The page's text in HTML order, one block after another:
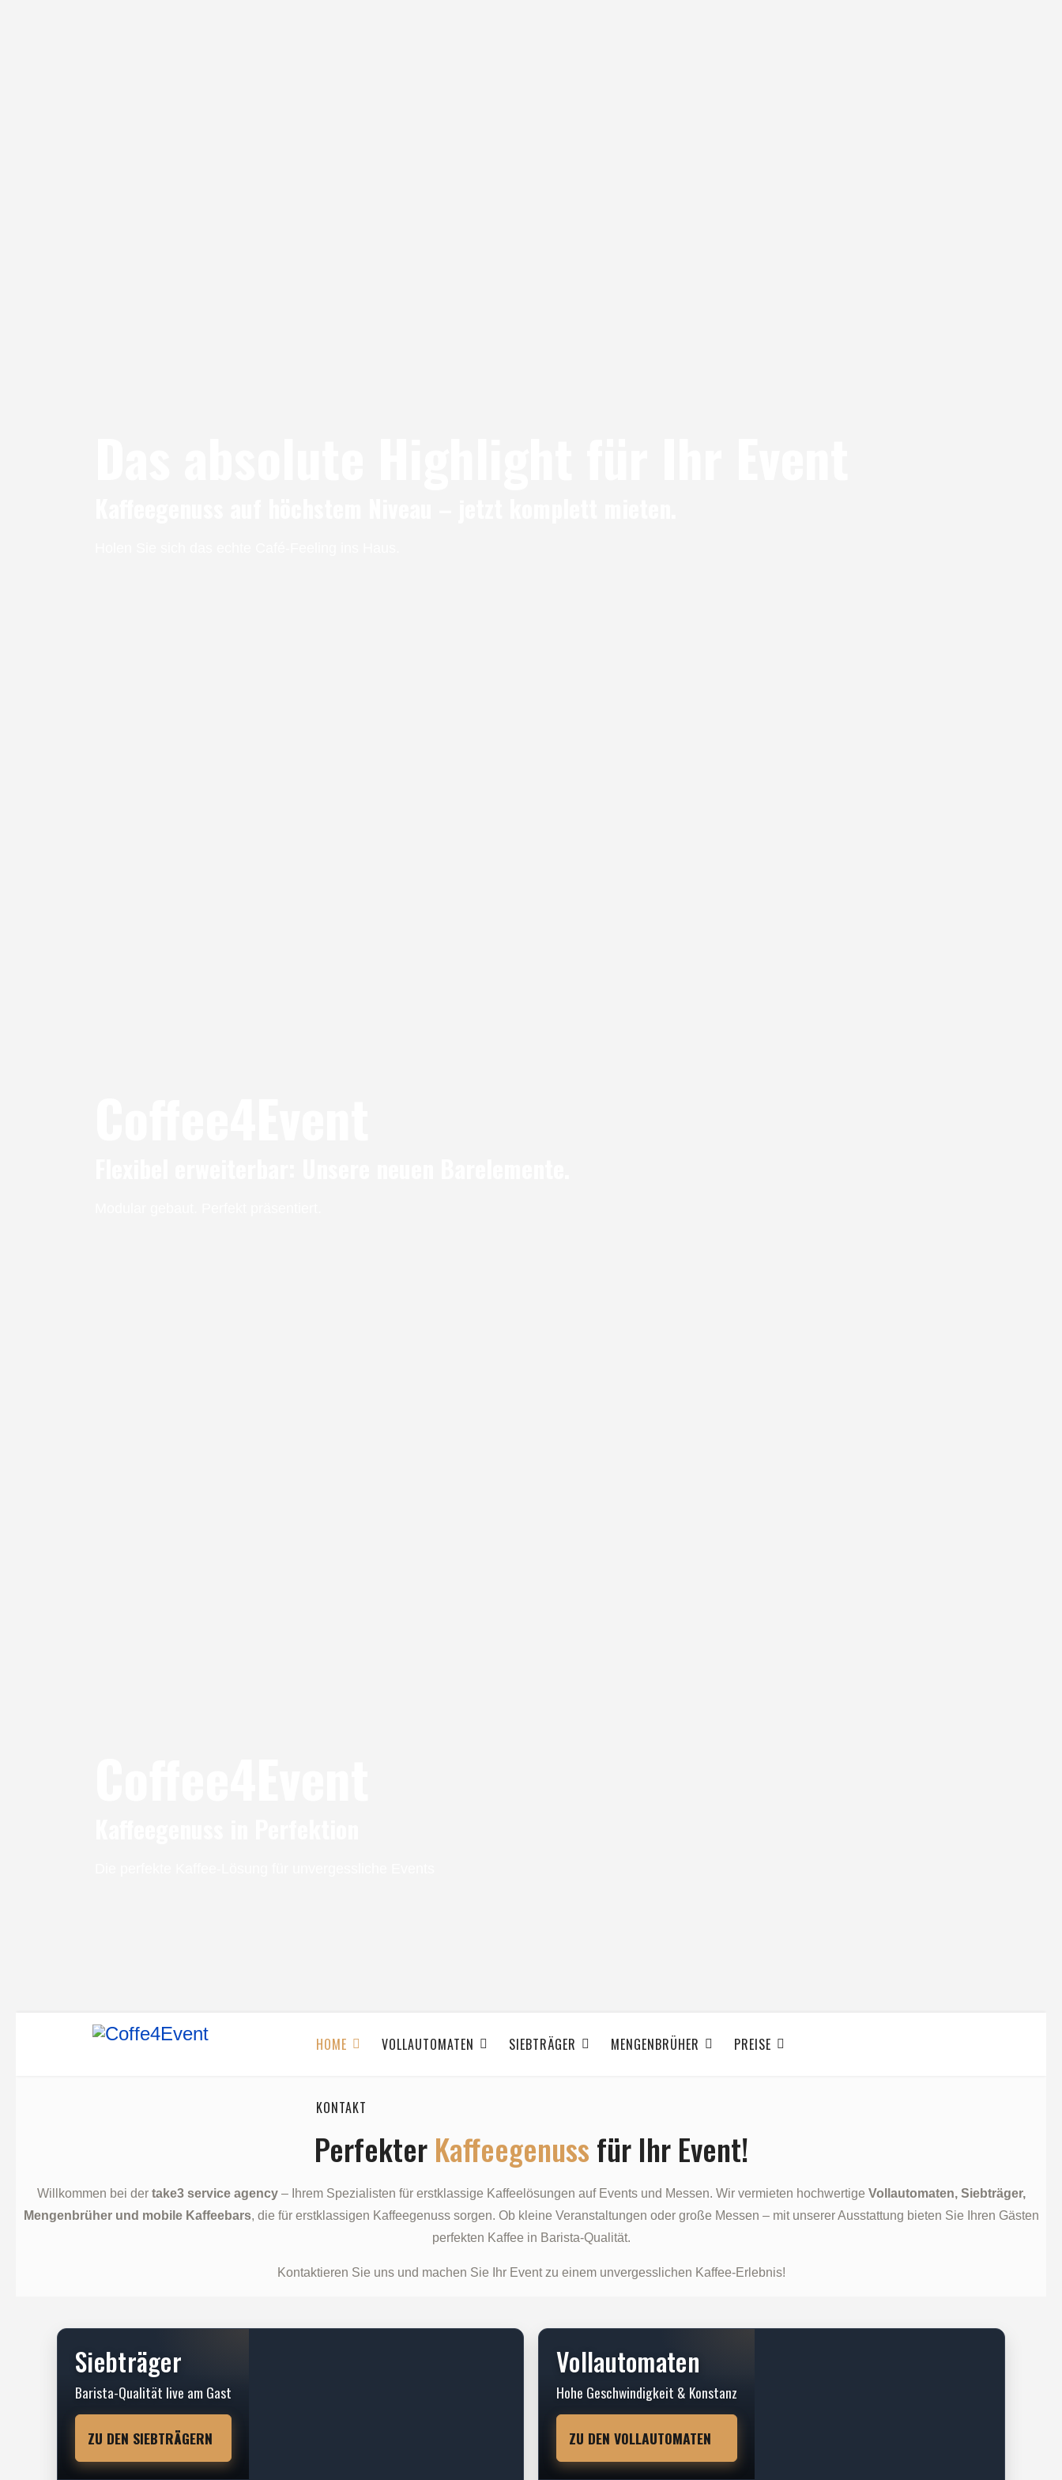
HOME VOLLAUTOMATEN SIEBTRÄGER MENGENBRÜHER PREISE
KONTAKT
PerfekterKaffeegenussfür Ihr Event!
Willkommen bei der take3 service agency– Ihrem Spezialisten für erstklassige Kaffeelösungen auf Events und Messen. Wir vermieten hochwertige Vollautomaten, Siebträger,
Mengenbrüher und mobile Kaffeebars, die für erstklassigen Kaffeegenuss sorgen. Ob kleine Veranstaltungen oder große Messen – mit unserer Ausstattung bieten Sie Ihren Gästen
perfekten Kaffee in Barista-Qualität.
Kontaktieren Sie uns und machen Sie Ihr Event zu einem unvergesslichen Kaffee-Erlebnis!
Siebträger
Barista-Qualität live am Gast
ZU DEN SIEBTRÄGERN
Vollautomaten
Hohe Geschwindigkeit & Konstanz
ZU DEN VOLLAUTOMATEN